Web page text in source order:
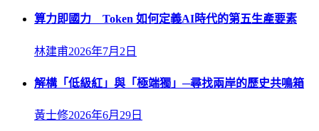
算力即國力 Token 如何定義AI時代的第五生產要素
林建甫2026年7月2日
解構「低級紅」與「極端獨」─尋找兩岸的歷史共鳴箱
黃士修2026年6月29日